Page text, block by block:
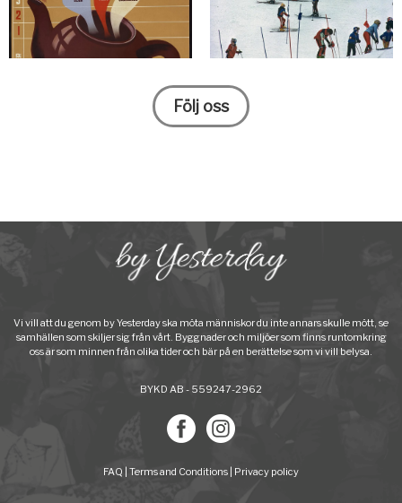
Följ oss
Vi vill att du genom by Yesterday ska möta människor du inte annars skulle mött, se
samhällen som skiljer sig från vårt. Byggnader och miljöer som finns runtomkring
oss är som minnen från olika tider och bär på en berättelse som vi vill belysa.
BYKD AB - 559247-2962
FAQ Terms and Conditions Privacy policy